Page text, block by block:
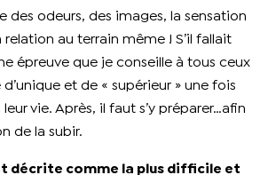
des odeurs, des images, la sensation
au terrain même ! S’il fallait
épreuve que je conseille à tous ceux
et de « supérieur » une fois
vie. Après, il faut s’y préparer…afin
de la subir.
décrite comme la plus difficile et